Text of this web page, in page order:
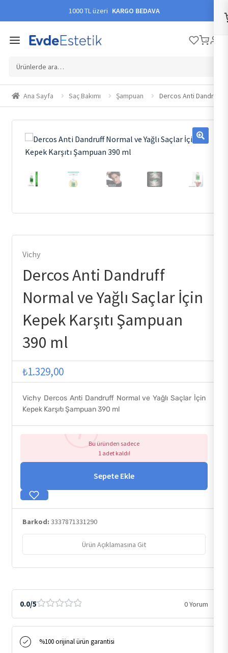
1000 TL üzeri KARGO BEDAVA
Ara:
Ana Sayfa Saç Bakımı Şampuan Dercos Anti Dandruff
Vichy
Dercos Anti Dandruff
Normal ve Yağlı Saçlar İçin
Kepek Karşıtı Şampuan
390 ml
₺1.329,00
Vichy Dercos Anti Dandruff Normal ve Yağlı Saçlar İçin
Kepek Karşıtı Şampuan 390 ml
Bu üründen sadece
1 adet kaldı!
Sepete Ekle
Barkod: 3337871331290
Ürün Açıklamasına Git
0.0/5 0 Yorum
%100 orijinal ürün garantisi